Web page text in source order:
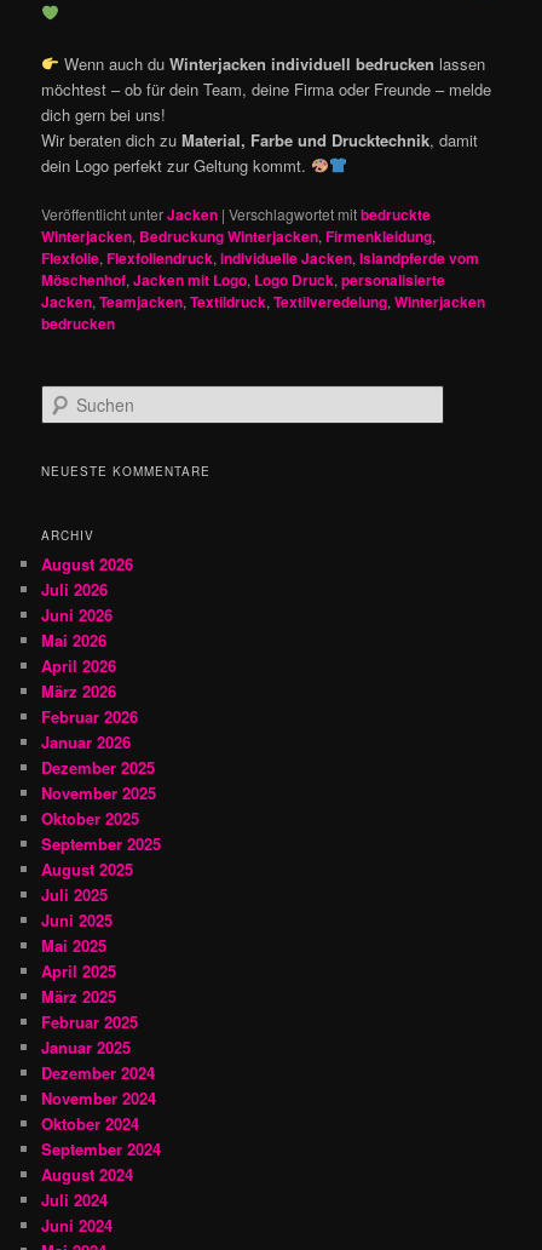
Wenn auch du Winterjacken individuell bedrucken lassen
möchtest – ob für dein Team, deine Firma oder Freunde – melde
dich gern bei uns!
Wir beraten dich zuMaterial, Farbe und Drucktechnik, damit
dein Logo perfekt zur Geltung kommt.
Veröffentlicht unterJacken |Verschlagwortet mitbedruckte
Winterjacken, Bedruckung Winterjacken,Firmenkleidung,
Flexfolie,Flexfoliendruck,individuelle Jacken,Islandpferde vom
Möschenhof,Jacken mit Logo, Logo Druck,personalisierte
Jacken,Teamjacken,Textildruck,Textilveredelung,Winterjacken
bedrucken
u
h
NEUESTE KOMMENTARE
ARCHIV
August 2026
Juli 2026
Juni 2026
Mai 2026
April 2026
März 2026
Februar 2026
Januar 2026
Dezember 2025
November 2025
Oktober 2025
September 2025
August 2025
Juli 2025
Juni 2025
Mai 2025
April 2025
März 2025
Februar 2025
Januar 2025
Dezember 2024
November 2024
Oktober 2024
September 2024
August 2024
Juli 2024
Juni 2024